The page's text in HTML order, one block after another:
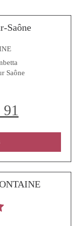
Saône
Saône